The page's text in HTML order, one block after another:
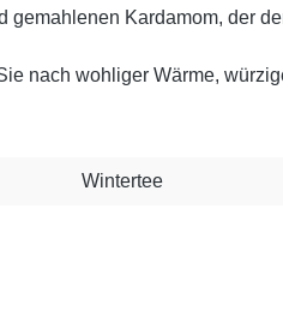
Kardamom, der
nach wohliger Wärme,
Wintertee